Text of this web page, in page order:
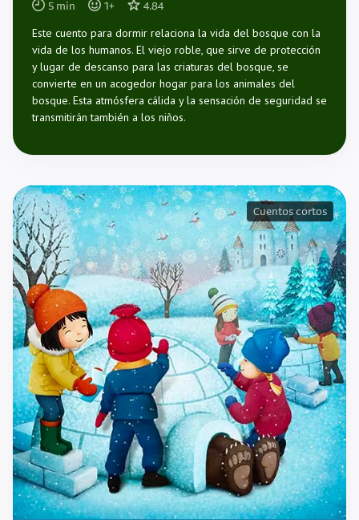
5 min 1+ 4.84
Este cuento para dormir relaciona la vida del bosque con la
vida de los humanos. El viejo roble, que sirve de protección
y lugar de descanso para las criaturas del bosque, se
convierte en un acogedor hogar para los animales del
bosque. Esta atmósfera cálida y la sensación de seguridad se
transmitirán también a los niños.
Cuentos cortos